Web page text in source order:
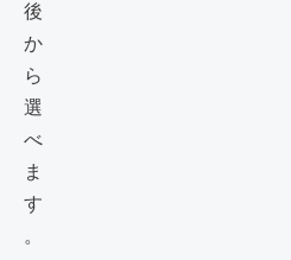
後
か
ら
選
べ
ま
す
。